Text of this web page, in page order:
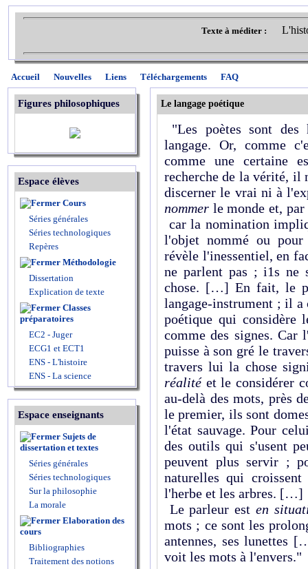
Texte à méditer :
Accueil Nouvelles Liens Téléchargements FAQ
Figures philosophiques
Espace élèves
Cours
Séries générales
Séries technologiques
Repères
Méthodologie
Dissertation
Explication de texte
Classes
préparatoires
EC2 - Juger
ECG1 et ECT1
ENS - L'histoire
ENS - La science
Espace enseignants
Sujets de
dissertation et textes
Séries générales
Séries technologiques
Sur la philosophie
La morale
Elaboration des
cours
Bibliographies
Traitement des notions
Le langage poétique
"Les poètes sont des
langage. Or, comme
comme une certaine
recherche de la vérité, il
discerner le vrai ni à
nommer le monde et,
car la nomination
l'objet nommé ou
révèle l'inessentiel, en
ne parlent pas ; i1s ne
chose. […] En fait, le
langage-instrument ; il
poétique qui considère
comme des signes.
puisse à son gré le
travers lui la chose
réalitéet le considérer
au-delà des mots, près
le premier, ils sont
l'état sauvage. Pour
des outils qui s'usent
peuvent plus servir ;
naturelles qui
l'herbe et les arbres. […]
Le parleur est en
mots ; ce sont les
antennes, ses lunettes
voit les mots à l'envers."